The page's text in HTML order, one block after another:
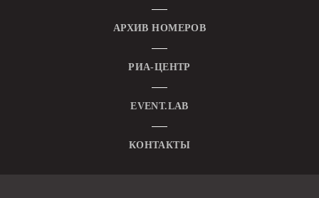
АРХИВ НОМЕРОВ
РИА-ЦЕНТР
EVENT.LAB
КОНТАКТЫ